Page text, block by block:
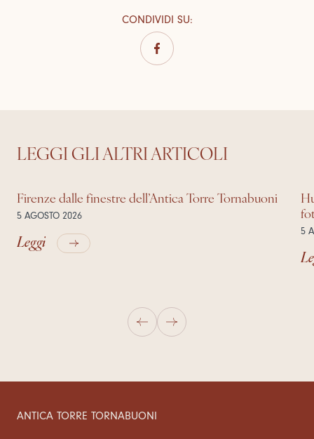
CONDIVIDI SU:
LEGGI GLI ALTRI ARTICOLI
Firenze dalle finestre dell’Antica Torre Tornabuoni
5 AGOSTO 2026
Leggi 5
ANTICA TORRE TORNABUONI